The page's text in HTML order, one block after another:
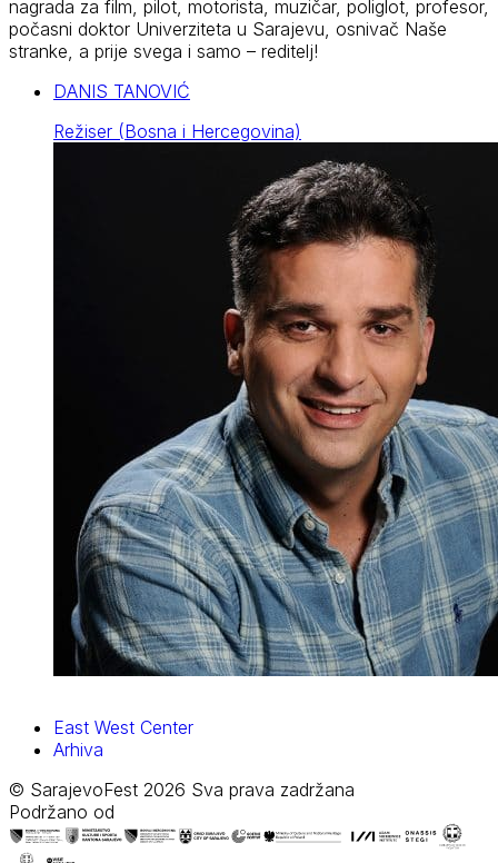
nagrada za film, pilot, motorista, muzičar, poliglot, profesor,
počasni doktor Univerziteta u Sarajevu, osnivač Naše
stranke, a prije svega i samo – reditelj!
DANIS TANOVIĆ
Režiser (Bosna i Hercegovina)
East West Center
Arhiva
© SarajevoFest 2026 Sva prava zadržana
Podržano od